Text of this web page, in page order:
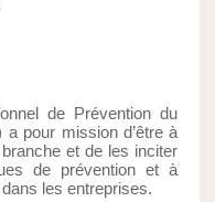
de Prévention du
pour mission d’être à
et de les inciter
de prévention et à
les entreprises.